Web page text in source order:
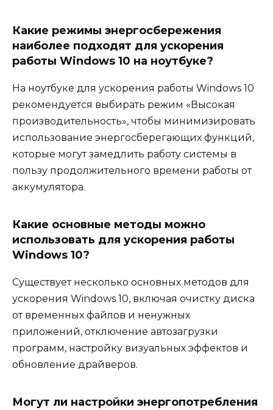
Какие режимы энергосбережения
наиболее подходят для ускорения
работы Windows 10 на ноутбуке?
На ноутбуке для ускорения работы Windows 10
рекомендуется выбирать режим «Высокая
производительность», чтобы минимизировать
использование энергосберегающих функций,
которые могут замедлить работу системы в
пользу продолжительного времени работы от
аккумулятора.
Какие основные методы можно
использовать для ускорения работы
Windows 10?
Существует несколько основных методов для
ускорения Windows 10, включая очистку диска
от временных файлов и ненужных
приложений, отключение автозагрузки
программ, настройку визуальных эффектов и
обновление драйверов.
Могут ли настройки энергопотребления